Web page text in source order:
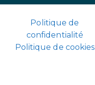
Politique de
confidentialité
Politique de cookies